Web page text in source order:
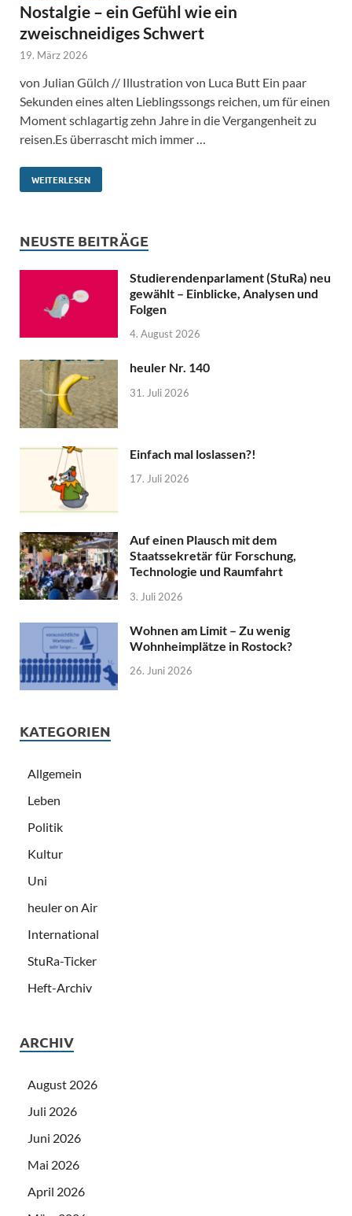
Nostalgie – ein Gefühl wie ein
zweischneidiges Schwert
19. März 2026
von Julian Gülch // Illustration von Luca Butt Ein paar
Sekunden eines alten Lieblingssongs reichen, um für einen
Moment schlagartig zehn Jahre in die Vergangenheit zu
reisen.Es überrascht mich immer …
WEITERLESEN
NEUSTE BEITRÄGE
Studierendenparlament (StuRa) neu
gewählt – Einblicke, Analysen und
Folgen
4. August 2026
heuler Nr. 140
31. Juli 2026
Einfach mal loslassen?!
17. Juli 2026
Auf einen Plausch mit dem
Staatssekretär für Forschung,
Technologie und Raumfahrt
3. Juli 2026
Wohnen am Limit – Zu wenig
Wohnheimplätze in Rostock?
26. Juni 2026
KATEGORIEN
Allgemein
Leben
Politik
Kultur
Uni
heuler on Air
International
StuRa-Ticker
Heft-Archiv
ARCHIV
August 2026
Juli 2026
Juni 2026
Mai 2026
April 2026